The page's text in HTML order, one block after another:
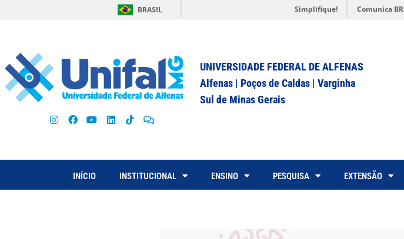
BRASIL Simplifique! Comunica BR
UNIVERSIDADE FEDERAL DE ALFENAS
Alfenas | Poços de Caldas | Varginha
Sul de Minas Gerais
INÍCIO INSTITUCIONAL ENSINO PESQUISA EXTENSÃO